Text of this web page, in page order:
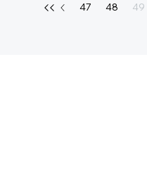
47 48 49